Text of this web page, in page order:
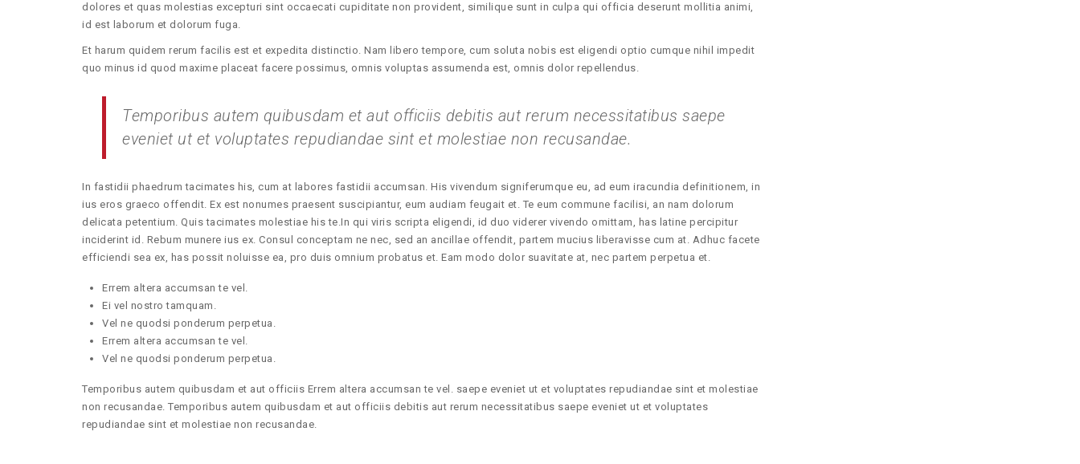
dolores et quas molestias excepturi sint occaecati cupiditate non provident, similique sunt in culpa qui officia deserunt mollitia animi,
id est laborum et dolorum fuga.
Et harum quidem rerum facilis est et expedita distinctio. Nam libero tempore, cum soluta nobis est eligendi optio cumque nihil impedit
quo minus id quod maxime placeat facere possimus, omnis voluptas assumenda est, omnis dolor repellendus.
Temporibus autem quibusdam et aut officiis debitis aut rerum necessitatibus saepe
eveniet ut et voluptates repudiandae sint et molestiae non recusandae.
In fastidii phaedrum tacimates his, cum at labores fastidii accumsan. His vivendum signiferumque eu, ad eum iracundia definitionem, in
ius eros graeco offendit. Ex est nonumes praesent suscipiantur, eum audiam feugait et. Te eum commune facilisi, an nam dolorum
delicata petentium. Quis tacimates molestiae his te.In qui viris scripta eligendi, id duo viderer vivendo omittam, has latine percipitur
inciderint id. Rebum munere ius ex. Consul conceptam ne nec, sed an ancillae offendit, partem mucius liberavisse cum at. Adhuc facete
efficiendi sea ex, has possit noluisse ea, pro duis omnium probatus et. Eam modo dolor suavitate at, nec partem perpetua et.
Errem altera accumsan te vel.
Ei vel nostro tamquam.
Vel ne quodsi ponderum perpetua.
Errem altera accumsan te vel.
Vel ne quodsi ponderum perpetua.
Temporibus autem quibusdam et aut officiis Errem altera accumsan te vel. saepe eveniet ut et voluptates repudiandae sint et molestiae
non recusandae. Temporibus autem quibusdam et aut officiis debitis aut rerum necessitatibus saepe eveniet ut et voluptates
repudiandae sint et molestiae non recusandae.